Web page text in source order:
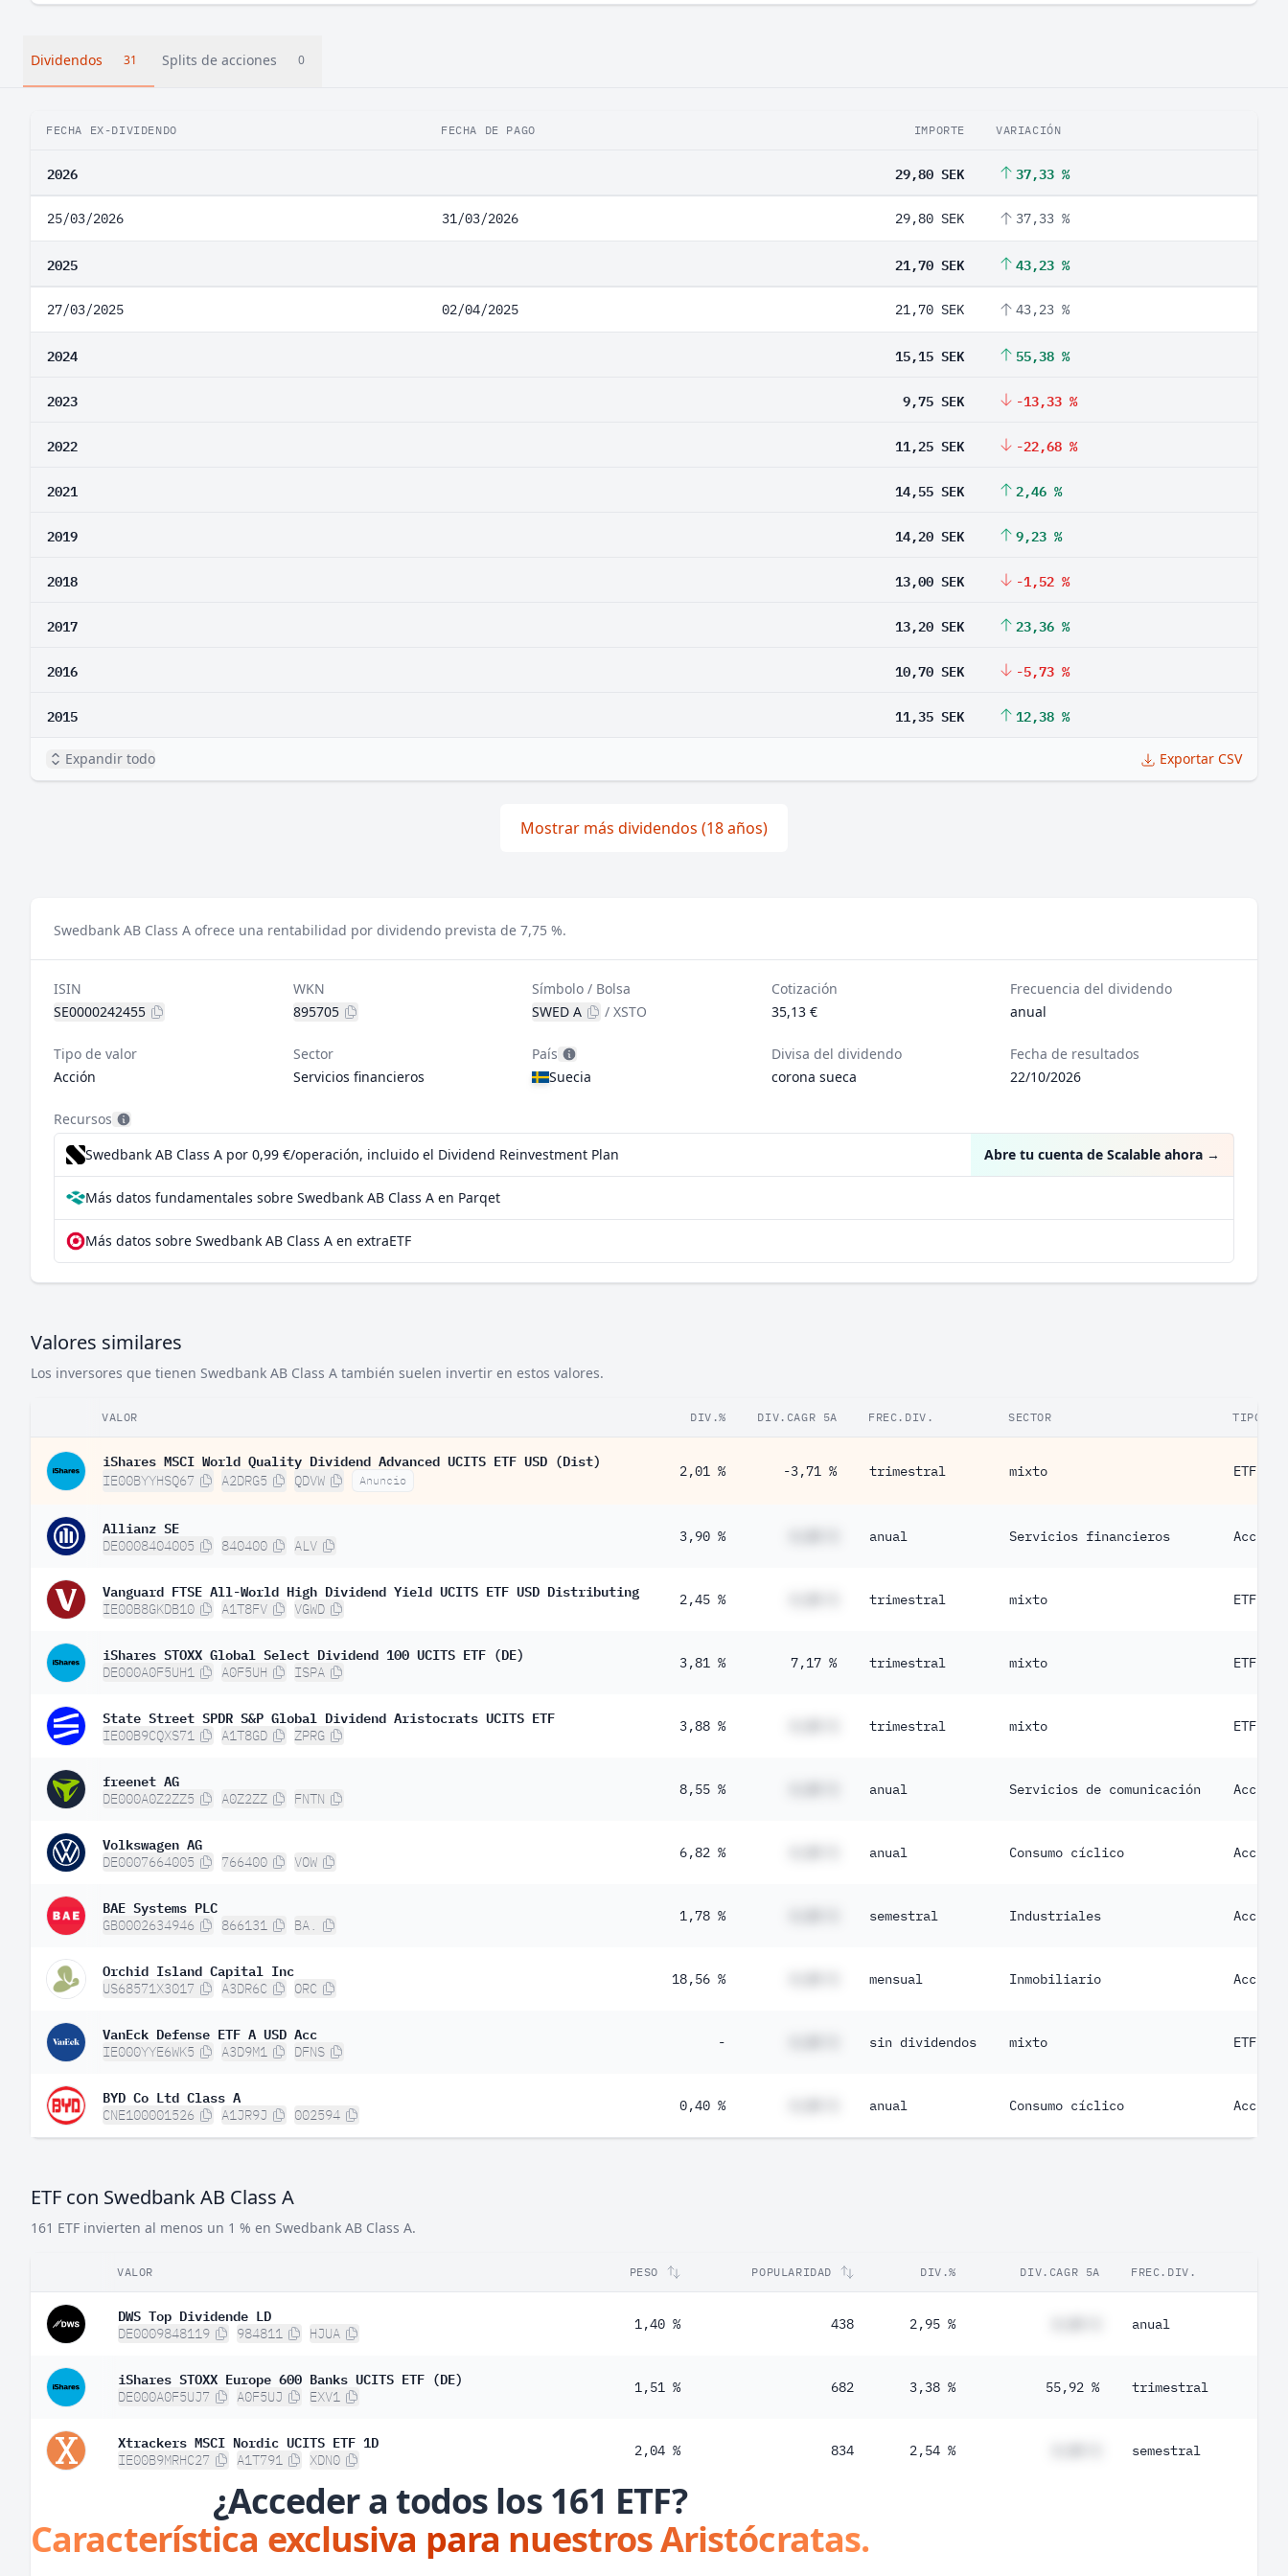
Dividendos 31 Splits de acciones 0
FECHA EX-DIVIDENDO FECHA DE PAGO IMPORTE VARIACIÓN
2026 29,80 SEK 37,33 %
25/03/2026 31/03/2026 29,80 SEK 37,33 %
2025 21,70 SEK 43,23 %
27/03/2025 02/04/2025 21,70 SEK 43,23 %
2024 15,15 SEK 55,38 %
2023 9,75 SEK -13,33 %
2022 11,25 SEK -22,68 %
2021 14,55 SEK 2,46 %
2019 14,20 SEK 9,23 %
2018 13,00 SEK -1,52 %
2017 13,20 SEK 23,36 %
2016 10,70 SEK -5,73 %
2015 11,35 SEK 12,38 %
Expandir todo Exportar CSV
Mostrar más dividendos (18 años)
Swedbank AB Class A ofrece una rentabilidad por dividendo prevista de 7,75 %.
ISIN
SE0000242455
WKN
895705
Símbolo / Bolsa
SWED A
/XSTO
Cotización
35,13 €
Frecuencia del dividendo
anual
Tipo de valor
Acción
Sector
Servicios financieros
País
Suecia
Divisa del dividendo
corona sueca
Fecha de resultados
22/10/2026
Recursos
Swedbank AB Class A por 0,99 €/operación, incluido el Dividend Reinvestment Plan
Abre tu cuenta de Scalable ahora →
Más datos fundamentales sobre Swedbank AB Class A en Parqet
Más datos sobre Swedbank AB Class A en extraETF
Valores similares
Los inversores que tienen Swedbank AB Class A también suelen invertir en estos valores.
VALOR DIV.% DIV.CAGR 5A FREC.DIV. SECTOR TIPO
iShares MSCI World Quality Dividend Advanced UCITS ETF USD (Dist)
IE00BYYHSQ67 A2DRG5 QDVW Anuncio
2,01 % -3,71 % trimestral mixto ETF
Allianz SE
DE0008404005 840400 ALV
3,90 % anual Servicios financieros Acción
Vanguard FTSE All-World High Dividend Yield UCITS ETF USD Distributing
IE00B8GKDB10 A1T8FV VGWD
2,45 % trimestral mixto ETF
iShares STOXX Global Select Dividend 100 UCITS ETF (DE)
DE000A0F5UH1 A0F5UH ISPA
3,81 % 7,17 % trimestral mixto ETF
State Street SPDR S&P Global Dividend Aristocrats UCITS ETF
IE00B9CQXS71 A1T8GD ZPRG
3,88 % trimestral mixto ETF
freenet AG
DE000A0Z2ZZ5 A0Z2ZZ FNTN
8,55 % anual Servicios de comunicación Acción
Volkswagen AG
DE0007664005 766400 VOW
6,82 % anual Consumo cíclico Acción
BAE Systems PLC
GB0002634946 866131 BA.
1,78 % semestral Industriales Acción
Orchid Island Capital Inc
US68571X3017 A3DR6C ORC
18,56 % mensual Inmobiliario Acción
VanEck Defense ETF A USD Acc
IE000YYE6WK5 A3D9M1 DFNS
- sin dividendos mixto ETF
BYD Co Ltd Class A
CNE100001526 A1JR9J 002594
0,40 % anual Consumo cíclico Acción
ETF con Swedbank AB Class A
161 ETF invierten al menos un 1 % en Swedbank AB Class A.
VALOR PESO POPULARIDAD DIV.% DIV.CAGR 5A FREC.DIV.
DWS Top Dividende LD
DE0009848119 984811 HJUA
1,40 % 438 2,95 % anual
iShares STOXX Europe 600 Banks UCITS ETF (DE)
DE000A0F5UJ7 A0F5UJ EXV1
1,51 % 682 3,38 % 55,92 % trimestral
Xtrackers MSCI Nordic UCITS ETF 1D
IE00B9MRHC27 A1T791 XDN0
2,04 % 834 2,54 % semestral
¿Acceder a todos los 161 ETF?
Característica exclusiva para nuestros Aristócratas.